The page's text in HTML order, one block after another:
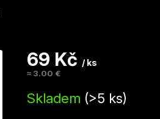
69 Kč / ks
≈ 3.00 €
cena:
Skladem (>5 ks)